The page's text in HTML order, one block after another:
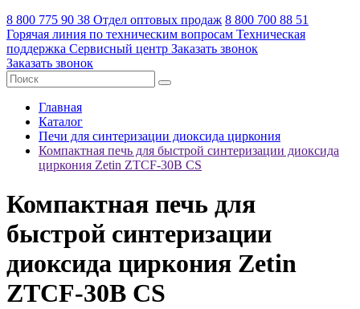
8 800 775 90 38 Отдел оптовых продаж 8 800 700 88 51
Горячая линия по техническим вопросам Техническая
поддержка Сервисный центр Заказать звонок
Заказать звонок
Главная
Каталог
Печи для синтеризации диоксида циркония
Компактная печь для быстрой синтеризации диоксида
циркония Zetin ZTCF-30B CS
Компактная печь для
быстрой синтеризации
диоксида циркония Zetin
ZTCF-30B CS